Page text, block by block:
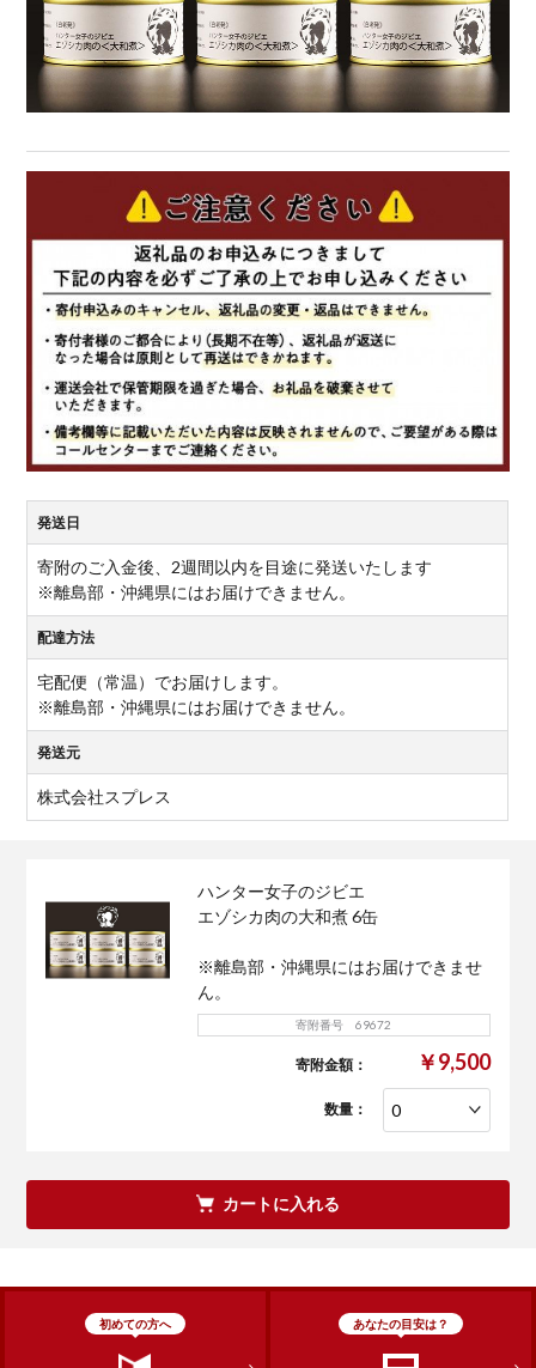
発送日
寄附のご入金後、2週間以内を目途に発送いたします
※離島部・沖縄県にはお届けできません。
配達方法
宅配便（常温）でお届けします。
※離島部・沖縄県にはお届けできません。
発送元
株式会社スプレス
ハンター女子のジビエ
エゾシカ肉の大和煮 6缶
※離島部・沖縄県にはお届けできませ
ん。
寄附番号 69672
寄附金額： ￥9,500
数量：
カートに入れる
初めての方へ あなたの目安は？